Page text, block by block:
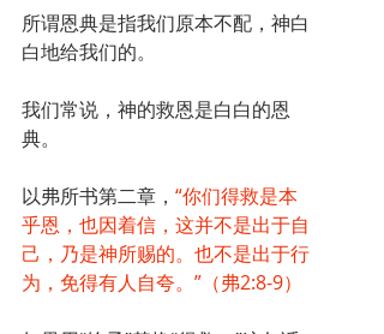
所谓恩典是指我们原本不配，神白
白地给我们的。
我们常说，神的救恩是白白的恩
典。
以弗所书第二章， “你们得救是本
乎恩，也因着信，这并不是出于自
己，乃是神所赐的。也不是出于行
为，免得有人自夸。”（弗2:8-9）